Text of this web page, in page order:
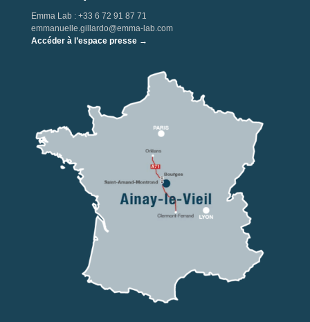
Emma Lab : +33 6 72 91 87 71
emmanuelle.gillardo@emma-lab.com
Accéder à l’espace presse →